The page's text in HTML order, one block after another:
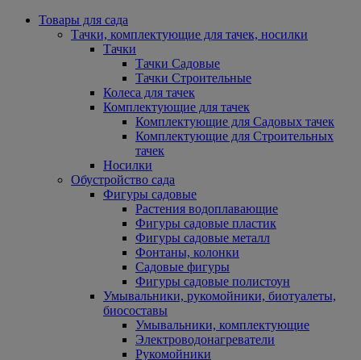
Товары для сада
Тачки, комплектующие для тачек, носилки
Тачки
Тачки Садовые
Тачки Строительные
Колеса для тачек
Комплектующие для тачек
Комплектующие для Садовых тачек
Комплектующие для Строительных
тачек
Носилки
Обустройство сада
Фигуры садовые
Растения водоплавающие
Фигуры садовые пластик
Фигуры садовые металл
Фонтаны, колонки
Садовые фигуры
Фигуры садовые полистоун
Умывальники, рукомойники, биотуалеты,
биосоставы
Умывальники, комплектующие
Электроводонагреватели
Рукомойники